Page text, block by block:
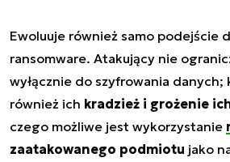
Ewoluuje również samo podejście
ransomware. Atakujący nie
wyłącznie do szyfrowania danych;
również ich kradzież i grożenie
czego możliwe jest wykorzystanie
zaatakowanego podmiotu jako